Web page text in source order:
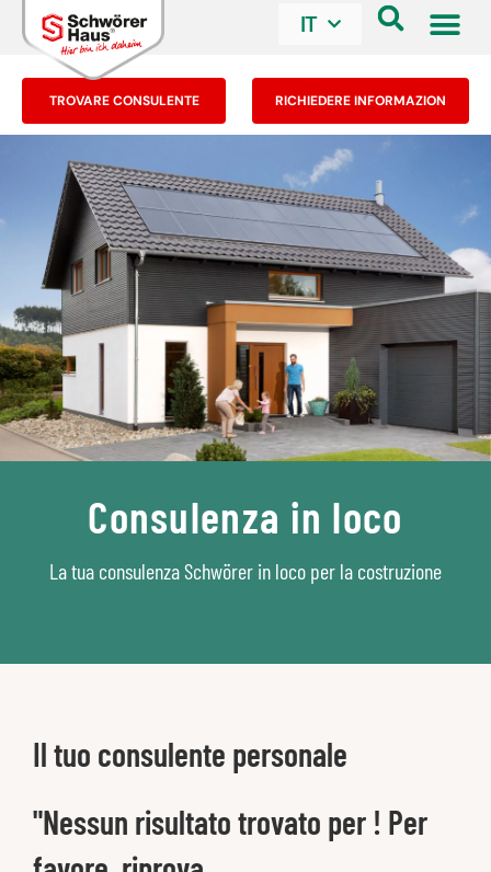
IT
TROVARE CONSULENTE RICHIEDERE INFORMAZION
Consulenza in loco
La tua consulenza Schwörer in loco per la costruzione
Il tuo consulente personale
"Nessun risultato trovato per ! Per